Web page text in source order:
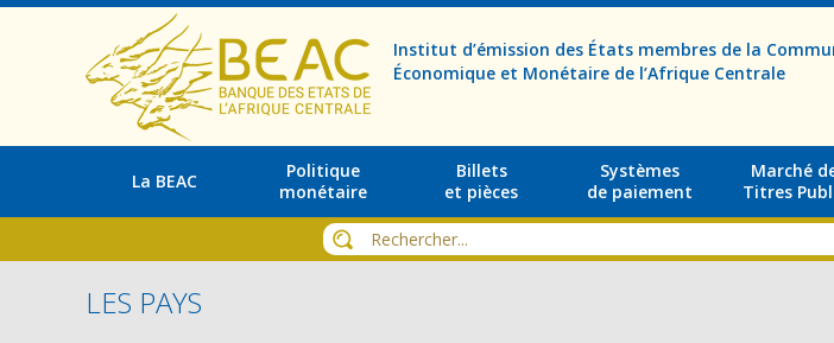
Institut d’émission des États membres de la
Économique et Monétaire de l’Afrique Centrale
La BEAC
Politique
monétaire
Billets
et pièces
Systèmes
de paiement
Marché
Titres
LES PAYS